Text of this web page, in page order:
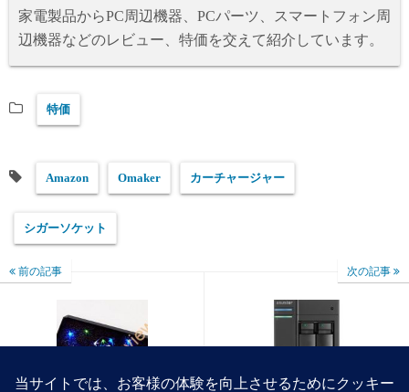
家電製品からPC周辺機器、PCパーツ、スマートフォン周
辺機器などのレビュー、特価を交えて紹介しています。
特価
Amazon Omaker カーチャージャー
シガーソケット
前の記事 次の記事